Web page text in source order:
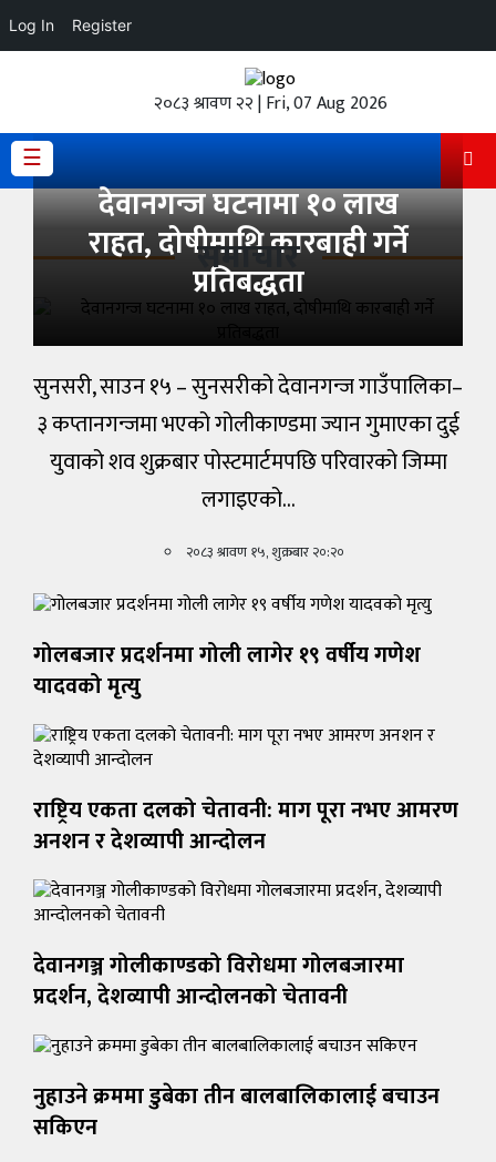
Log In Register
२०८३ श्रावण २२ | Fri, 07 Aug 2026
☰
अपडेट
विचार
स्वास्थ्य
अन्य
समाचार
देवानगन्ज घटनामा १० लाख
राहत, दोषीमाथि कारबाही गर्ने
प्रतिबद्धता
सुनसरी, साउन १५ – सुनसरीको देवानगन्ज गाउँपालिका–
३ कप्तानगन्जमा भएको गोलीकाण्डमा ज्यान गुमाएका दुई
युवाको शव शुक्रबार पोस्टमार्टमपछि परिवारको जिम्मा
लगाइएको…
२०८३ श्रावण १५, शुक्रबार २०:२०
गोलबजार प्रदर्शनमा गोली लागेर १९ वर्षीय गणेश
यादवको मृत्यु
राष्ट्रिय एकता दलको चेतावनी: माग पूरा नभए आमरण
अनशन र देशव्यापी आन्दोलन
देवानगञ्ज गोलीकाण्डको विरोधमा गोलबजारमा
प्रदर्शन, देशव्यापी आन्दोलनको चेतावनी
नुहाउने क्रममा डुबेका तीन बालबालिकालाई बचाउन
सकिएन